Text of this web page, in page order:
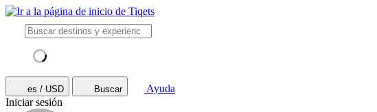
es / USD Buscar
Ayuda
Iniciar sesión